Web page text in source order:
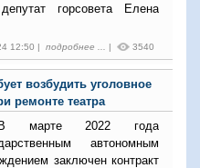
горсовета Елена
12:50 | подробнее ... | 3540
возбудить уголовное
ремонте театра
2022 года
автономным
заключен контракт